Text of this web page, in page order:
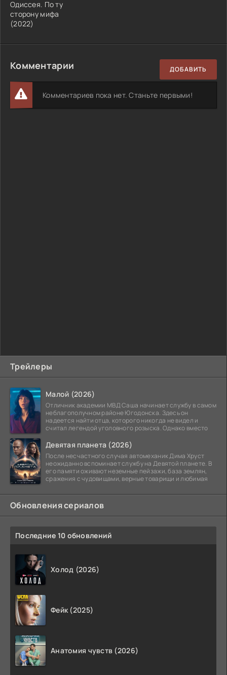
Трейлеры
Малой (2026)
Отличник академии МВД Саша начинает службу в самом
неблагополучном районе Югодонска. Здесь он
надеется найти отца, которого никогда не видел и
считал легендой уголовного розыска. Однако вместо
Девятая планета (2026)
После несчастного случая автомеханик Дима Хруст
неожиданно вспоминает службу на Девятой планете. В
его памяти оживают неземные пейзажи, база землян,
сражения с чудовищами, верные товарищи и любимая
Обновления сериалов
Последние 10 обновлений
Холод (2026)
Фейк (2025)
Анатомия чувств (2026)
Одиссея. По ту
сторону мифа
(2022)
Комментарии ДОБАВИТЬ
Комментариев пока нет. Станьте первыми!